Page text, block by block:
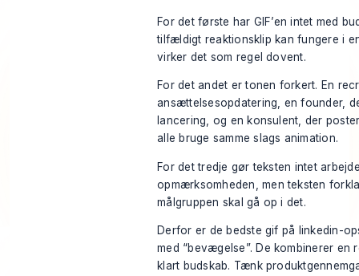
For det første har GIF’en intet med
tilfældigt reaktionsklip kan fungere i
virker det som regel dovent.
For det andet er tonen forkert. En
ansættelsesopdatering, en founder,
lancering, og en konsulent, der
alle bruge samme slags animation.
For det tredje gør teksten intet
opmærksomheden, men teksten
målgruppen skal gå op i det.
Derfor er de bedste gif på linkedin-
med “bevægelse”. De kombinerer en
klart budskab. Tænk